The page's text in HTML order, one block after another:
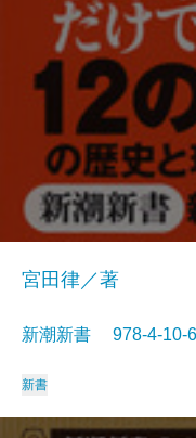
宮田律／著
新潮新書 978-4-
新書